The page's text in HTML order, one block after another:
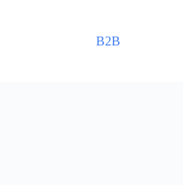
B2B